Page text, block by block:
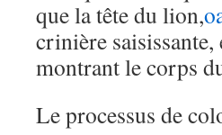
que la tête du lion,
crinière
montrant le corps
Le processus de